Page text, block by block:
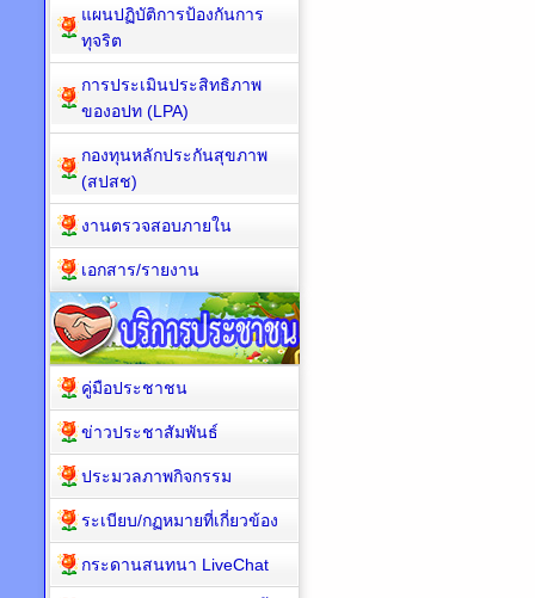
แผนปฏิบัติการป้องกันการ
ทุจริต
การประเมินประสิทธิภาพ
ของอปท (LPA)
กองทุนหลักประกันสุขภาพ
(สปสช)
งานตรวจสอบภายใน
เอกสาร/รายงาน
คู่มือประชาชน
ข่าวประชาสัมพันธ์
ประมวลภาพกิจกรรม
ระเบียบ/กฏหมายที่เกี่ยวข้อง
กระดานสนทนา LiveChat